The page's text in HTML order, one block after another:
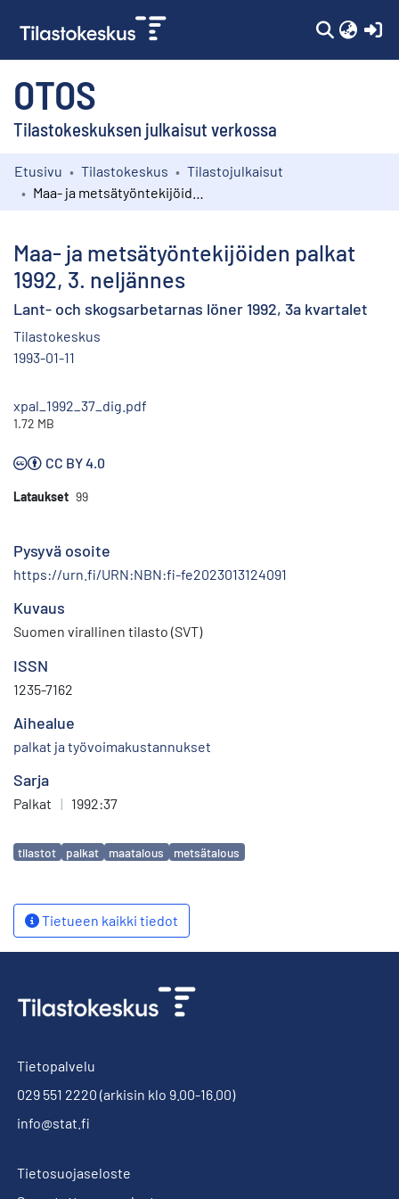
OTOS
Tilastokeskuksen julkaisut verkossa
Kokoelmat
Etusivu Tilastokeskus
Tilastojulkaisut
Maa- ja metsätyöntekijöiden palkat
1992, 3. neljännes
Lant- och skogsarbetarnas löner 1992, 3a kvartalet
Tilastokeskus
1993-01-11
xpal_1992_37_dig.pdf
1.72 MB
CC BY 4.0
Lataukset 99
Pysyvä osoite
https://urn.fi/URN:NBN:fi-fe2023013124091
Kuvaus
Suomen virallinen tilasto (SVT)
ISSN
1235-7162
Aihealue
palkat ja työvoimakustannukset
Sarja
Palkat | 1992:37
Avainsanat
tilastot palkat maatalous metsätalous
Tietueen kaikki tiedot
Tietopalvelu
029 551 2220 (arkisin klo 9.00-16.00)
info@stat.fi
Tietosuojaseloste